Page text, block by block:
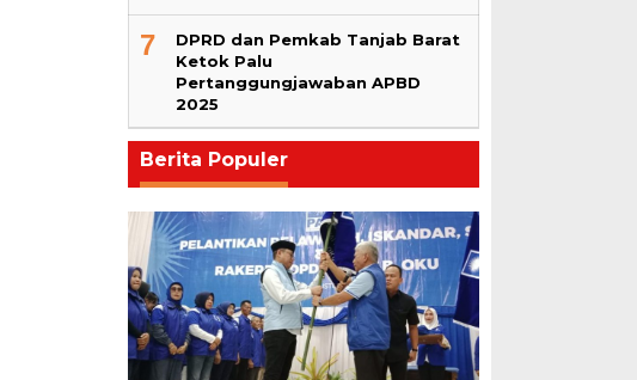
7
DPRD dan Pemkab Tanjab Barat
Ketok Palu
Pertanggungjawaban APBD
2025
Berita Populer